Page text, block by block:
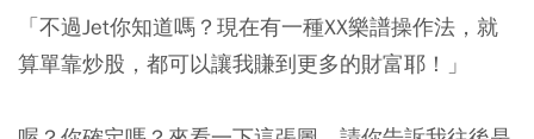
「不過Jet你知道嗎？現在有一種XX樂譜操作法，就
算單靠炒股，都可以讓我賺到更多的財富耶！」